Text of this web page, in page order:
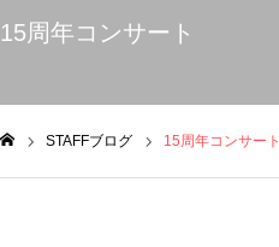
15周年コンサート
STAFFブログ 15周年コンサート